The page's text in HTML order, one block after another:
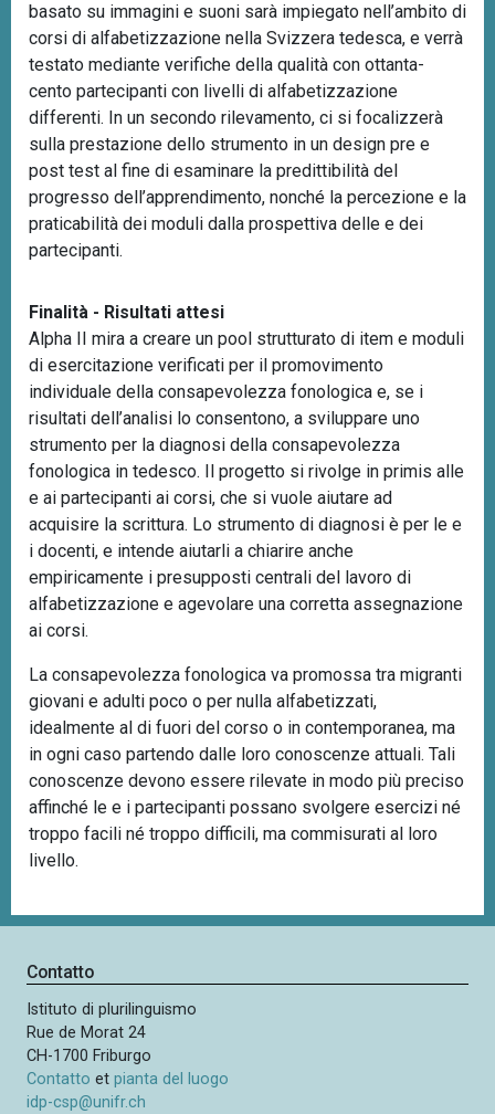
basato su immagini e suoni sarà impiegato nell’ambito di
corsi di alfabetizzazione nella Svizzera tedesca, e verrà
testato mediante verifiche della qualità con ottanta-
cento partecipanti con livelli di alfabetizzazione
differenti. In un secondo rilevamento, ci si focalizzerà
sulla prestazione dello strumento in un design pre e
post test al fine di esaminare la predittibilità del
progresso dell’apprendimento, nonché la percezione e la
praticabilità dei moduli dalla prospettiva delle e dei
partecipanti.
Finalità - Risultati attesi
Alpha II mira a creare un pool strutturato di item e moduli
di esercitazione verificati per il promovimento
individuale della consapevolezza fonologica e, se i
risultati dell’analisi lo consentono, a sviluppare uno
strumento per la diagnosi della consapevolezza
fonologica in tedesco. Il progetto si rivolge in primis alle
e ai partecipanti ai corsi, che si vuole aiutare ad
acquisire la scrittura. Lo strumento di diagnosi è per le e
i docenti, e intende aiutarli a chiarire anche
empiricamente i presupposti centrali del lavoro di
alfabetizzazione e agevolare una corretta assegnazione
ai corsi.
La consapevolezza fonologica va promossa tra migranti
giovani e adulti poco o per nulla alfabetizzati,
idealmente al di fuori del corso o in contemporanea, ma
in ogni caso partendo dalle loro conoscenze attuali. Tali
conoscenze devono essere rilevate in modo più preciso
affinché le e i partecipanti possano svolgere esercizi né
troppo facili né troppo difficili, ma commisurati al loro
livello.
Contatto
Istituto di plurilinguismo
Rue de Morat 24
CH-1700 Friburgo
Contatto etpianta del luogo
idp-csp@unifr.ch